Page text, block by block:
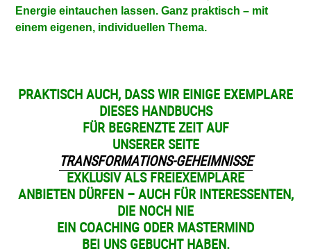
Energie eintauchen lassen. Ganz praktisch – mit
einem eigenen, individuellen Thema.
PRAKTISCH AUCH, DASS WIR EINIGE EXEMPLARE
DIESES HANDBUCHS
FÜR BEGRENZTE ZEIT AUF
UNSERER SEITE
TRANSFORMATIONS-GEHEIMNISSE
EXKLUSIV ALS FREIEXEMPLARE
ANBIETEN DÜRFEN – AUCH FÜR INTERESSENTEN,
DIE NOCH NIE
EIN COACHING ODER MASTERMIND
BEI UNS GEBUCHT HABEN.